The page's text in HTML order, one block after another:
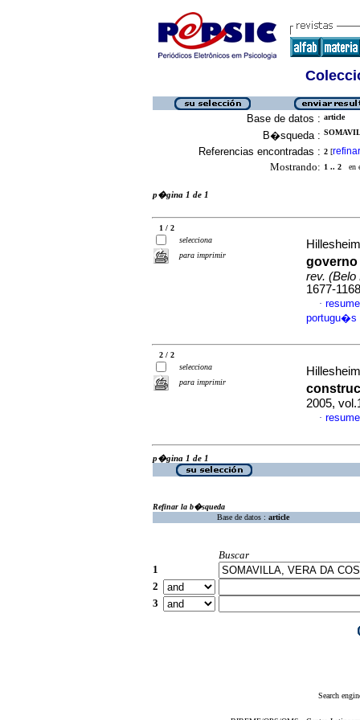
Base de datos : article
B�squeda :
Referencias encontradas : 2 [refinar
Mostrando: 1 .. 2 en
p�gina 1 de 1
1 / 2
selecciona
para imprimir
rev. (Belo
1677-1168
·
portugu�s
2 / 2
selecciona
para imprimir
2005,
·
p�gina 1 de 1
Refinar la b�squeda
Base de datos : article
Buscar
1
2
3
Search